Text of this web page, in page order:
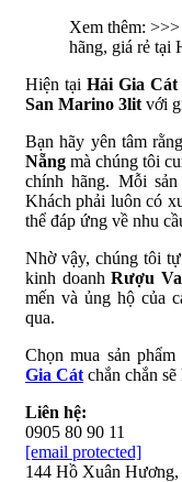
Xem thêm:
hãng, giá rẻ tại
Hiện tại Hải Gia Cát
San Marino 3lit với
Bạn hãy yên tâm
Nẵng mà chúng tôi
chính hãng. Mỗi
Khách phải luôn có
thể đáp ứng về nhu
Nhờ vậy, chúng tôi
kinh doanhRượu
mến và ủng hộ của
qua.
Chọn mua sản
Gia Cát chắn chắn
Liên hệ:
0905 80 90 11
[email protected]
144 Hồ Xuân